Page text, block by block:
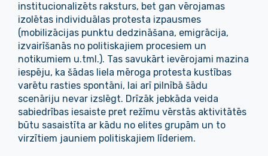
institucionalizēts raksturs, bet gan vērojamas
izolētas individuālas protesta izpausmes
(mobilizācijas punktu dedzināšana, emigrācija,
izvairīšanās no politiskajiem procesiem un
notikumiem u.tml.). Tas savukārt ievērojami mazina
iespēju, ka šādas liela mēroga protesta kustības
varētu rasties spontāni, lai arī pilnībā šādu
scenāriju nevar izslēgt. Drīzāk jebkāda veida
sabiedrības iesaiste pret režīmu vērstās aktivitātēs
būtu sasaistīta ar kādu no elites grupām un to
virzītiem jauniem politiskajiem līderiem.